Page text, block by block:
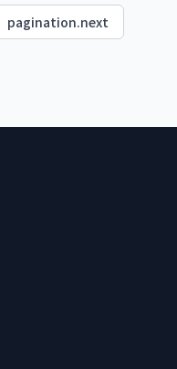
pagination.next